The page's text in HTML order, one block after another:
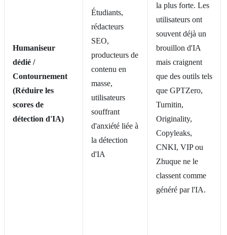
Humaniseur
dédié /
Contournement
(Réduire les
scores de
détection d'IA)
Étudiants,
rédacteurs
SEO,
producteurs de
contenu en
masse,
utilisateurs
souffrant
d'anxiété liée à
la détection
d'IA
la plus forte. Les
utilisateurs ont
souvent déjà un
brouillon d'IA
mais craignent
que des outils tels
que GPTZero,
Turnitin,
Originality,
Copyleaks,
CNKI, VIP ou
Zhuque ne le
classent comme
généré par l'IA.